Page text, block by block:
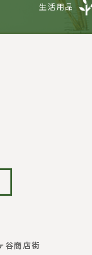
生活用品
谷商店街